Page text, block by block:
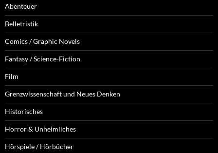
Abenteuer
Belletristik
Comics / Graphic Novels
Fantasy / Science-Fiction
Film
Grenzwissenschaft und Neues Denken
Historisches
Horror & Unheimliches
Hörspiele / Hörbücher